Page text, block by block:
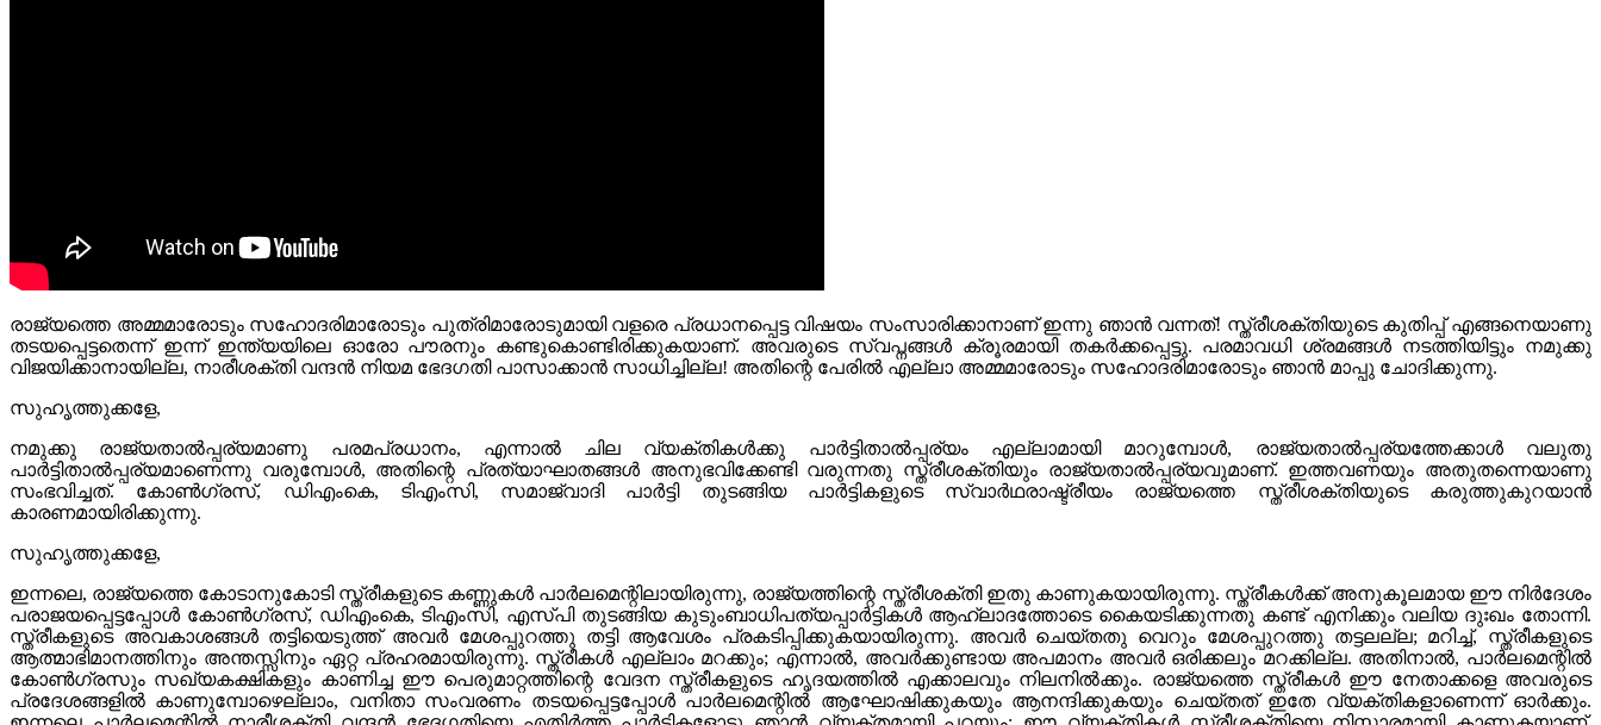
രാജ്യത്തെ അമ്മമാരോടും സഹോദരിമാരോടും പുത്രിമാരോടുമായി വളരെ പ്രധാനപ്പെട്ട വിഷയം സംസാരിക്കാനാണ് ഇന്നു ഞാൻ വന്നത്! സ്ത്രീശക്തിയുടെ കുതിപ്പ് എങ്ങനെയാണു
തടയപ്പെട്ടതെന്ന് ഇന്ന് ഇന്ത്യയിലെ ഓരോ പൗരനും കണ്ടുകൊണ്ടിരിക്കുകയാണ്. അവരുടെ സ്വപ്നങ്ങൾ ക്രൂരമായി തകർ​ക്കപ്പെട്ടു. പരമാവധി ശ്രമങ്ങൾ നടത്തിയിട്ടും നമുക്കു
വിജയിക്കാനായില്ല, നാരീശക്തി വന്ദൻ നിയമ ഭേദഗതി പാസാക്കാൻ സാധിച്ചില്ല! അതിന്റെ പേരിൽ എല്ലാ അമ്മമാരോടും സഹോദരിമാരോടും ഞാൻ മാപ്പു ചോദിക്കുന്നു.
സുഹൃത്തുക്കളേ,
നമുക്കു രാജ്യതാൽപ്പര്യമാണു പരമപ്രധാനം, എന്നാൽ ചില വ്യക്തികൾക്കു പാർട്ടിതാൽപ്പര്യം എല്ലാമായി മാറുമ്പോൾ, രാജ്യതാൽപ്പര്യത്തേക്കാൾ വലുതു
പാർട്ടിതാൽപ്പര്യമാണെന്നു വരുമ്പോൾ, അതിന്റെ പ്രത്യാഘാതങ്ങൾ അനുഭവിക്കേണ്ടി വരുന്നതു സ്ത്രീശക്തിയും രാജ്യതാൽപ്പര്യവുമാണ്. ഇത്തവണയും അതുതന്നെയാണു
സംഭവിച്ചത്. കോൺഗ്രസ്, ഡിഎംകെ, ടിഎംസി, സമാജ്‌വാദി പാർട്ടി തുടങ്ങിയ പാർട്ടികളുടെ സ്വാർഥരാഷ്ട്രീയം രാജ്യത്തെ സ്ത്രീശക്തിയുടെ കരുത്തുകുറയാൻ
കാരണമായിരിക്കുന്നു.
സുഹൃത്തുക്കളേ,
ഇന്നലെ, രാജ്യത്തെ കോടാനുകോടി സ്ത്രീകളുടെ കണ്ണുകൾ പാർലമെന്റിലായിരുന്നു, രാജ്യത്തിന്റെ സ്ത്രീശക്തി ഇതു കാണുകയായിരുന്നു. സ്ത്രീകൾക്ക് അനുകൂലമായ ഈ നിർദേശം
പരാജയപ്പെട്ടപ്പോൾ കോൺഗ്രസ്, ഡിഎംകെ, ടിഎംസി, എസ്‌പി തുടങ്ങിയ കുടുംബാധിപത്യപ്പാർട്ടികൾ ആഹ്ലാദത്തോടെ കൈയടിക്കുന്നതു കണ്ട് എനിക്കും വലിയ ദുഃഖം തോന്നി.
സ്ത്രീകളുടെ അവകാശങ്ങൾ തട്ടിയെടുത്ത് അവർ മേശപ്പുറത്തു തട്ടി ആവേശം പ്രകടിപ്പിക്കുകയായിരുന്നു. അവർ ചെയ്തതു വെറും മേശപ്പുറത്തു തട്ടലല്ല; മറിച്ച്, സ്ത്രീകളുടെ
ആത്മാഭിമാനത്തിനും അന്തസ്സിനും ഏറ്റ പ്രഹരമായിരുന്നു. സ്ത്രീകൾ എല്ലാം മറക്കും; എന്നാൽ, അവർക്കുണ്ടായ അപമാനം അവർ ഒരിക്കലും മറക്കില്ല. അതിനാൽ, പാർലമെന്റിൽ
കോൺഗ്രസും സഖ്യകക്ഷികളും കാണിച്ച ഈ പെരുമാറ്റത്തിന്റെ വേദന സ്ത്രീകളുടെ ഹൃദയത്തിൽ എക്കാലവും നിലനിൽക്കും. രാജ്യത്തെ സ്ത്രീകൾ ഈ നേതാക്കളെ അവരുടെ
പ്രദേശങ്ങളിൽ കാണുമ്പോഴെല്ലാം, വനിതാ സംവരണം തടയപ്പെട്ടപ്പോൾ പാർലമെന്റിൽ ആഘോഷിക്കുകയും ആനന്ദിക്കുകയും ചെയ്തത് ഇതേ വ്യക്തികളാണെന്ന് ഓർക്കും.